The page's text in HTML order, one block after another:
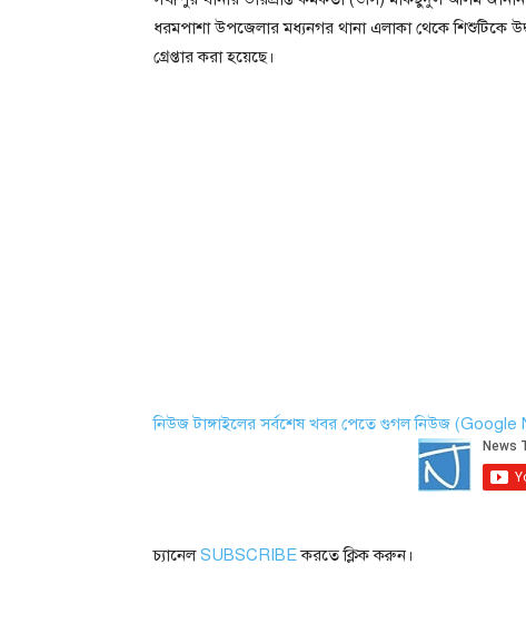
ধরমপাশা উপজেলার মধ্যনগর থানা এলাকা থেকে শিশুটিকে
গ্রেপ্তার করা হয়েছে।
নিউজ টাঙ্গাইলের সর্বশেষ খবর পেতে গুগল নিউজ
চ্যানেলSUBSCRIBEকরতে ক্লিক করুন।